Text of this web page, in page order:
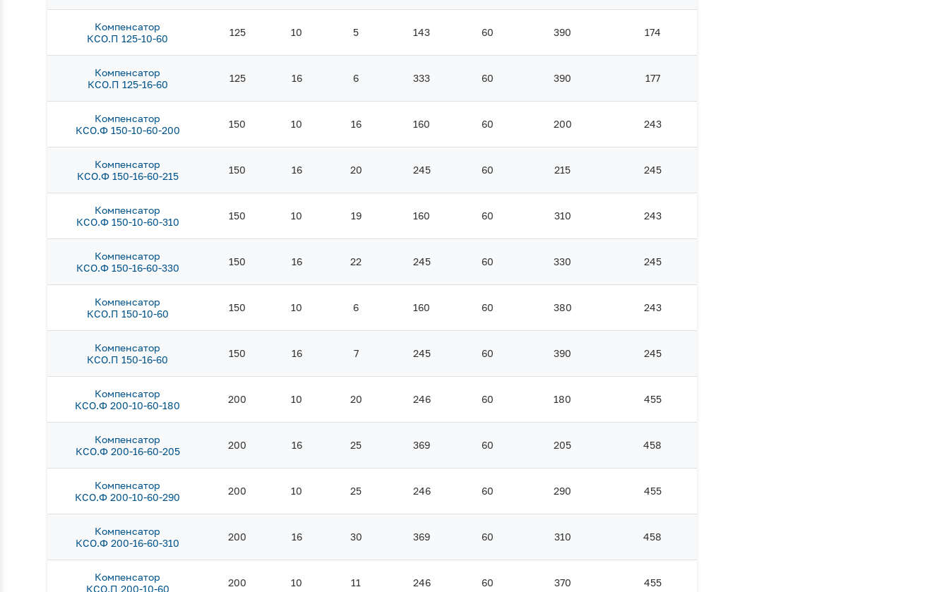
Компенсатор
КСО.П 125-10-60
125 10 5 143 60 390 174
Компенсатор
КСО.П 125-16-60
125 16 6 333 60 390 177
Компенсатор
КСО.Ф 150-10-60-200
150 10 16 160 60 200 243
Компенсатор
КСО.Ф 150-16-60-215
150 16 20 245 60 215 245
Компенсатор
КСО.Ф 150-10-60-310
150 10 19 160 60 310 243
Компенсатор
КСО.Ф 150-16-60-330
150 16 22 245 60 330 245
Компенсатор
КСО.П 150-10-60
150 10 6 160 60 380 243
Компенсатор
КСО.П 150-16-60
150 16 7 245 60 390 245
Компенсатор
КСО.Ф 200-10-60-180
200 10 20 246 60 180 455
Компенсатор
КСО.Ф 200-16-60-205
200 16 25 369 60 205 458
Компенсатор
КСО.Ф 200-10-60-290
200 10 25 246 60 290 455
Компенсатор
КСО.Ф 200-16-60-310
200 16 30 369 60 310 458
Компенсатор
КСО.П 200-10-60
200 10 11 246 60 370 455